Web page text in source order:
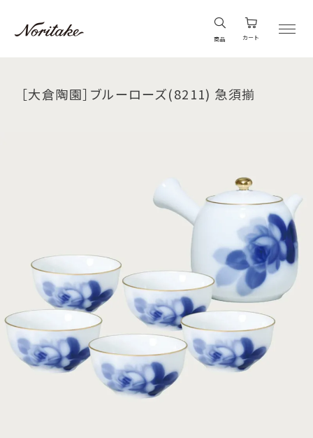
商品 カート
［大倉陶園］ブルーローズ(8211) 急須揃